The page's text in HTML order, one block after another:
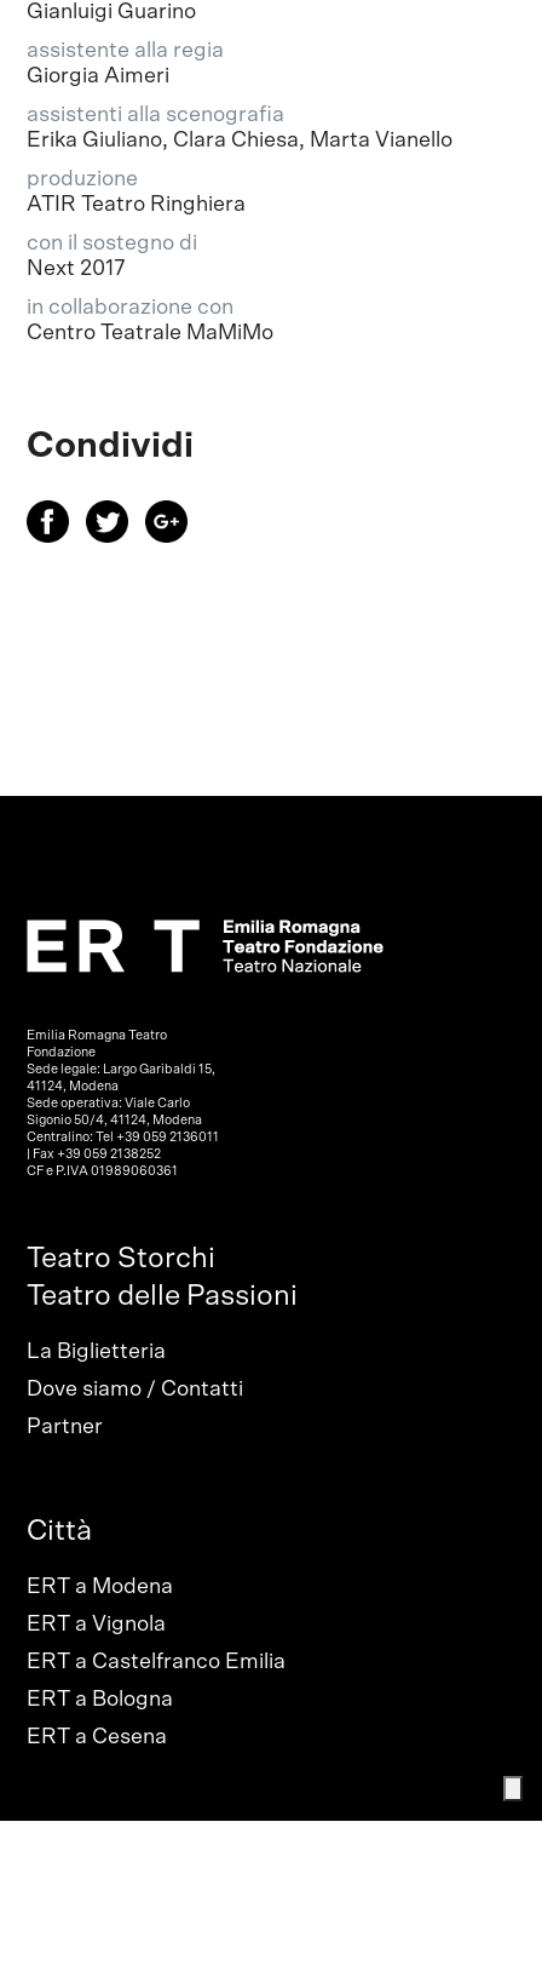
Gianluigi Guarino
assistente alla regia
Giorgia Aimeri
assistenti alla scenografia
Erika Giuliano, Clara Chiesa, Marta Vianello
produzione
ATIR Teatro Ringhiera
con il sostegno di
Next 2017
in collaborazione con
Centro Teatrale MaMiMo
Condividi
Emilia Romagna Teatro
Fondazione
Sede legale: Largo Garibaldi 15,
41124, Modena
Sede operativa: Viale Carlo
Sigonio 50/4, 41124, Modena
Centralino: Tel +39 059 2136011
| Fax +39 059 2138252
CF e P.IVA 01989060361
Teatro Storchi
Teatro delle Passioni
La Biglietteria
Dove siamo / Contatti
Partner
Città
ERT a Modena
ERT a Vignola
ERT a Castelfranco Emilia
ERT a Bologna
ERT a Cesena